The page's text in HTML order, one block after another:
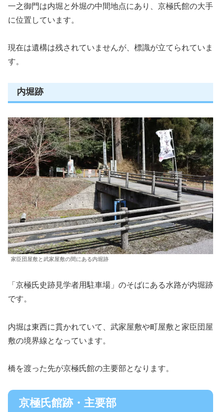
一之御門は内堀と外堀の中間地点にあり、京極氏館の大手
に位置しています。
現在は遺構は残されていませんが、標識が立てられていま
す。
内堀跡
家臣団屋敷と武家屋敷の間にある内堀跡
「京極氏史跡見学者用駐車場」のそばにある水路が内堀跡
です。
内堀は東西に貫かれていて、武家屋敷や町屋敷と家臣団屋
敷の境界線となっています。
橋を渡った先が京極氏館の主要部となります。
京極氏館跡・主要部